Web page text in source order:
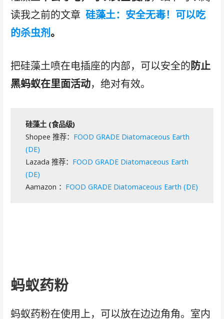
读我之前的文章 硅藻土：安全无毒！可以吃
的杀虫剂。
把硅藻土喷在电插座的内部，可以安全的防止
黑蚂蚁在里面活动，绝对有效。
硅藻土 (食品级)
Shopee 推荐： FOOD GRADE Diatomaceous Earth
(DE)
Lazada 推荐： FOOD GRADE Diatomaceous Earth
(DE)
Aamazon ： FOOD GRADE Diatomaceous Earth (DE)
蚂蚁药粉
蚂蚁药粉在使用上，可以放在边边角角。室内